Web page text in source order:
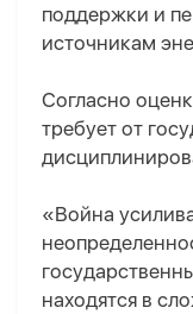
поддержки и
источникам
Согласно
требует от
«Война
находятся в